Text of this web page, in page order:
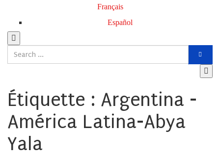
Français
Español
Étiquette : Argentina -
América Latina-Abya
Yala